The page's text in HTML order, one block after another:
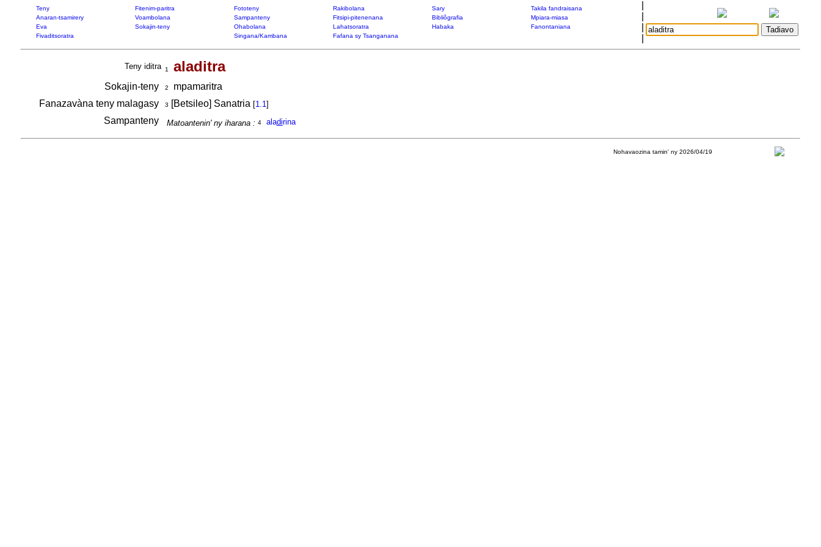
Teny Fitenim-paritra Fototeny Rakibolana Sary
Takila fandraisana
Anaran-tsamirery
Voambolana Sampanteny Fitsipi-pitenenana Bibliôgrafia
Mpiara-miasa
Eva
Sokajin-teny Ohabolana Lahatsoratra Habaka
Fanontaniana
Fivaditsoratra
Singana/Kambana Fafana sy Tsanganana
Teny iditra 1 aladitra
Sokajin-teny 2
mpamaritra
Fanazavàna teny malagasy
3 [Betsileo] Sanatria [1.1]
Sampanteny Matoantenin' ny iharana : 4 aladirina
Nohavaozina tamin' ny 2026/04/19